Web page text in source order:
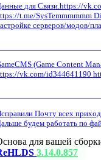
для Связи.https://
t.me/SysTemmmmmm
серверов/модов/
(Game Content
vk.com/id344641190
Почту всех
будем работать по
для вашей
3.14.0.857